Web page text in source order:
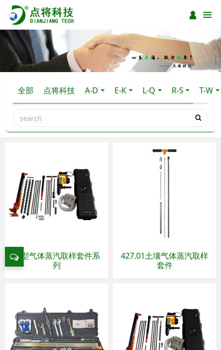
全部 点将科技 A-D E-K L-Q R-S T-W
重型气体蒸汽取样套件系
列
427.01土壤气体蒸汽取样
套件